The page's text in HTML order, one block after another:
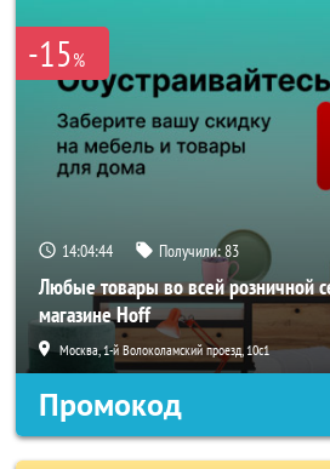
-15%
14:04:43 Получили:83
Любые товары во всей розничной
магазине Hoff
Москва, 1-й Волоколамский проезд, 10с1
Промокод